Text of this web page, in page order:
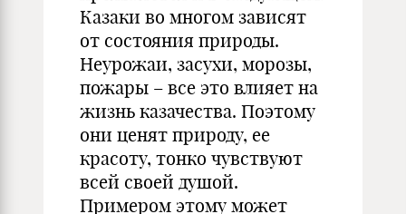
Казаки во многом зависят
от состояния природы.
Неурожаи, засухи, морозы,
пожары – все это влияет на
жизнь казачества. Поэтому
они ценят природу, ее
красоту, тонко чувствуют
всей своей душой.
Примером этому может